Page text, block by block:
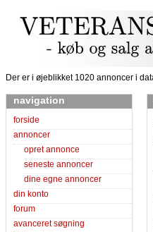
Der er i øjeblikket 1020 annoncer i
navigation
forside
annoncer
opret annonce
seneste annoncer
dine egne annoncer
din konto
forum
avanceret søgning